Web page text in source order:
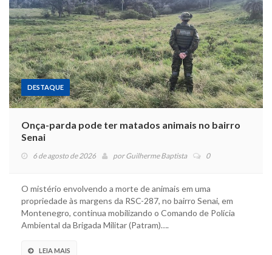
DESTAQUE
Onça-parda pode ter matados animais no bairro
Senai
6 de agosto de 2026 porGuilherme Baptista 0
O mistério envolvendo a morte de animais em uma
propriedade às margens da RSC-287, no bairro Senai, em
Montenegro, continua mobilizando o Comando de Polícia
Ambiental da Brigada Militar (Patram)….
LEIA MAIS